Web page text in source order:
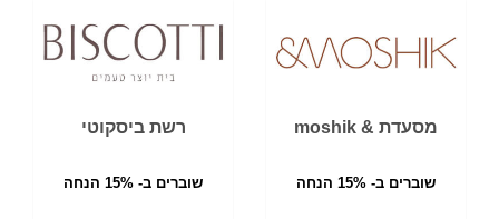
מסעדת & moshik
שוברים ב- 15% הנחה
רשת ביסקוטי
שוברים ב- 15% הנחה